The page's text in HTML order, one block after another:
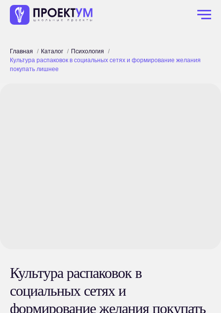
Главная Каталог
Психология
Культура распаковок в социальных сетях и формирование желания
покупать лишнее
Культура распаковок в
социальных сетях и
формирование желания покупать